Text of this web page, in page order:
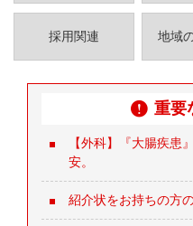
採用関連 地域
重要
【外科】『大腸疾患
安。
紹介状をお持ちの方